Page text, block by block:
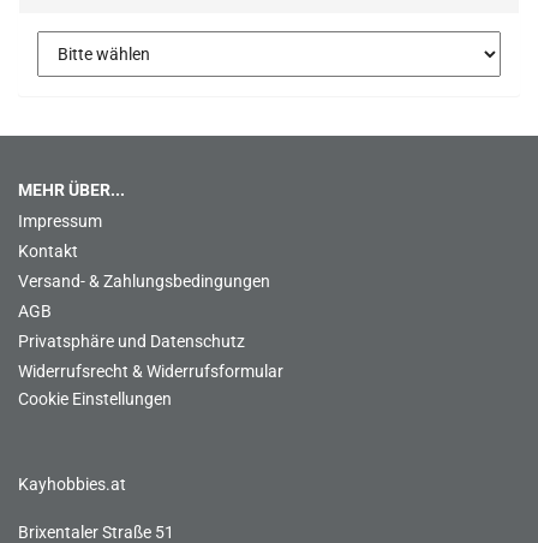
MEHR ÜBER...
Impressum
Kontakt
Versand- & Zahlungsbedingungen
AGB
Privatsphäre und Datenschutz
Widerrufsrecht & Widerrufsformular
Cookie Einstellungen
Kayhobbies.at
Brixentaler Straße 51